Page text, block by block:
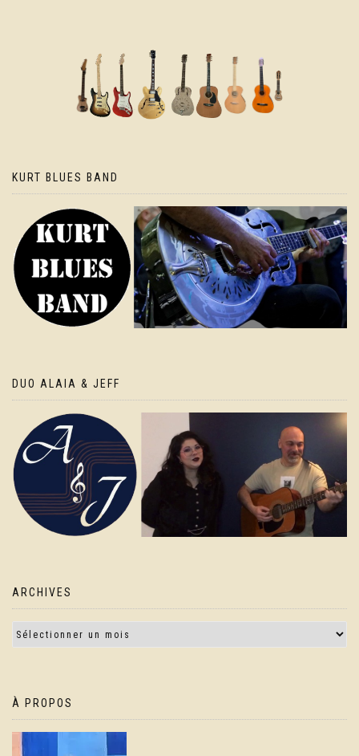
KURT BLUES BAND
DUO ALAIA & JEFF
ARCHIVES
À PROPOS